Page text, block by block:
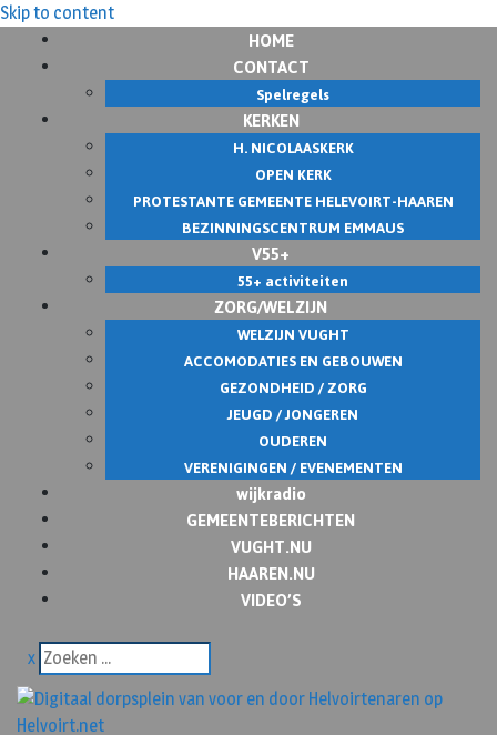
Skip to content
HOME
CONTACT
Spelregels
KERKEN
H. NICOLAASKERK
OPEN KERK
PROTESTANTE GEMEENTE HELEVOIRT-HAAREN
BEZINNINGSCENTRUM EMMAUS
V55+
55+ activiteiten
ZORG/WELZIJN
WELZIJN VUGHT
ACCOMODATIES EN GEBOUWEN
GEZONDHEID / ZORG
JEUGD / JONGEREN
OUDEREN
VERENIGINGEN / EVENEMENTEN
wijkradio
GEMEENTEBERICHTEN
VUGHT.NU
HAAREN.NU
VIDEO’S
x